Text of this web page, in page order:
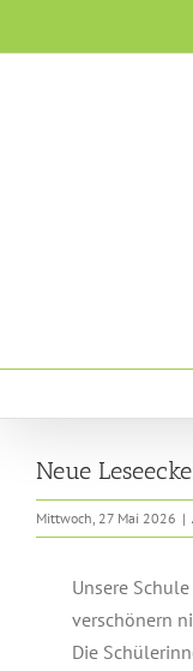
Inhalt
Neue
Mittwoch, 27 Mai 2026 |
Unsere
verschönern
Die